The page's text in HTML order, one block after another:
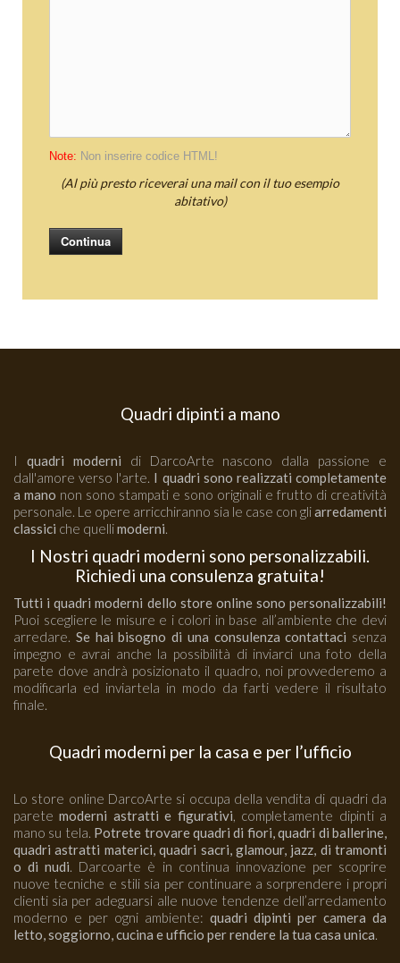
Note: Non inserire codice HTML!
(Al più presto riceverai una mail con il tuo esempio
abitativo)
Continua
Quadri dipinti a mano
I quadri moderni di DarcoArte nascono dalla passione e
dall'amore verso l'arte. I quadri sono realizzati completamente
a mano non sono stampati e sono originali e frutto di creatività
personale. Le opere arricchiranno sia le case con gliarredamenti
classici che quellimoderni.
I Nostri quadri moderni sono personalizzabili.
Richiedi una consulenza gratuita!
Tutti i quadri moderni dello store online sono personalizzabili!
Puoi scegliere le misure e i colori in base all’ambiente che devi
arredare. Se hai bisogno di una consulenza contattaci senza
impegno e avrai anche la possibilità di inviarci una foto della
parete dove andrà posizionato il quadro, noi provvederemo a
modificarla ed inviartela in modo da farti vedere il risultato
finale.
Quadri moderni per la casa e per l’ufficio
Lo store online DarcoArte si occupa della vendita di quadri da
paretemoderni astratti e figurativi, completamente dipinti a
mano su tela. Potrete trovare quadri di fiori, quadri di ballerine,
quadri astratti materici, quadri sacri, glamour, jazz, di tramonti
o di nudi. Darcoarte è in continua innovazione per scoprire
nuove tecniche e stili sia per continuare a sorprendere i propri
clienti sia per adeguarsi alle nuove tendenze dell’arredamento
moderno e per ogni ambiente: quadri dipinti per camera da
letto, soggiorno, cucina e ufficio per rendere la tua casa unica.